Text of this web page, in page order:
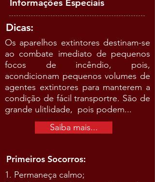
Informações Especiais
Dicas:
Os aparelhos extintores destinam-se
ao combate imediato de pequenos
focos de incêndio, pois,
acondicionam pequenos volumes de
agentes extintores para manterem a
condição de fácil transportre. São de
grande ulitlidade, pois podem...
Saiba mais...
Primeiros Socorros:
1. Permaneça calmo;